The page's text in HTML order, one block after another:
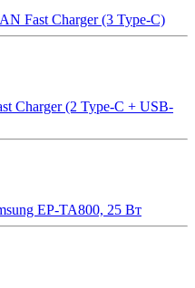
Fast Charger (3 Type-C)
Charger (2 Type-C + USB-
EP-TA800, 25 Вт